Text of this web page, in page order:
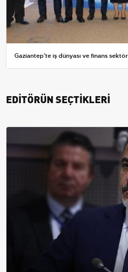
Gaziantep’te iş dünyası ve finans
EDİTÖRÜN SEÇTİKLERİ